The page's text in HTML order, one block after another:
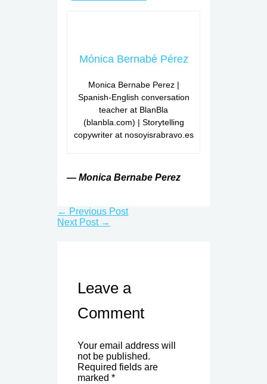
Mónica Bernabé Pérez
Monica Bernabe Perez |
Spanish-English conversation
teacher at BlanBla
(blanbla.com) | Storytelling
copywriter at nosoyisrabravo.es
— Monica Bernabe Perez
← Previous Post
Next Post →
Leave a
Comment
Your email address will
not be published.
Required fields are
marked *